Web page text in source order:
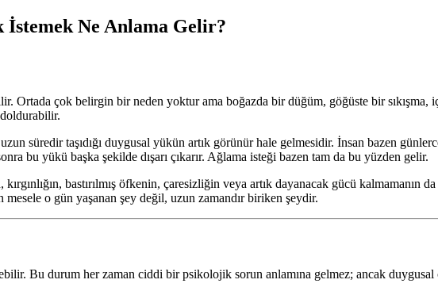
Ne Anlama Gelir?
Ortada çok belirgin bir neden yoktur ama boğazda bir düğüm, göğüste bir
süredir taşıdığı duygusal yükün artık görünür hale gelmesidir. İnsan bazen
bu yükü başka şekilde dışarı çıkarır. Ağlama isteği bazen tam da bu yüzden gelir.
bastırılmış öfkenin, çaresizliğin veya artık dayanacak gücü kalmamanın
o gün yaşanan şey değil, uzun zamandır biriken şeydir.
Bu durum her zaman ciddi bir psikolojik sorun anlamına gelmez; ancak duygusal